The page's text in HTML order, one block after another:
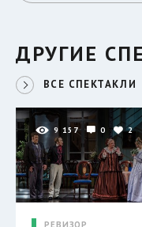
ДРУГИЕ
ВСЕ СПЕКТАКЛИ
9 157 0 2
РЕВИЗОР